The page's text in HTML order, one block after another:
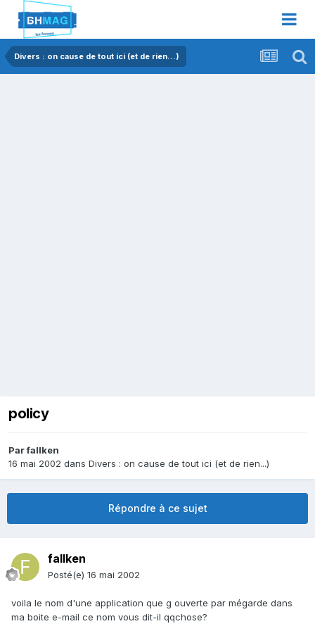
Divers : on cause de tout ici (et de rien...)
policy
Parfallken
16 mai 2002 dans Divers : on cause de tout ici (et de rien...)
Répondre à ce sujet
fallken
Posté(e) 16 mai 2002
voila le nom d'une application que g ouverte par mégarde dans
ma boite e-mail ce nom vous dit-il qqchose?